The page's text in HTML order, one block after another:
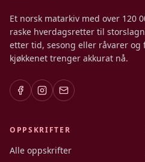
Et norsk matarkiv med over 120
raske hverdagsretter til
etter tid, sesong eller råvarer og
kjøkkenet trenger akkurat nå.
OPPSKRIFTER
Alle oppskrifter